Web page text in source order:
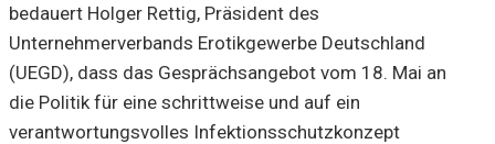
bedauert Holger Rettig, Präsident des
Unternehmerverbands Erotikgewerbe Deutschland
(UEGD), dass das Gesprächsangebot vom 18. Mai an
die Politik für eine schrittweise und auf ein
verantwortungsvolles Infektionsschutzkonzept